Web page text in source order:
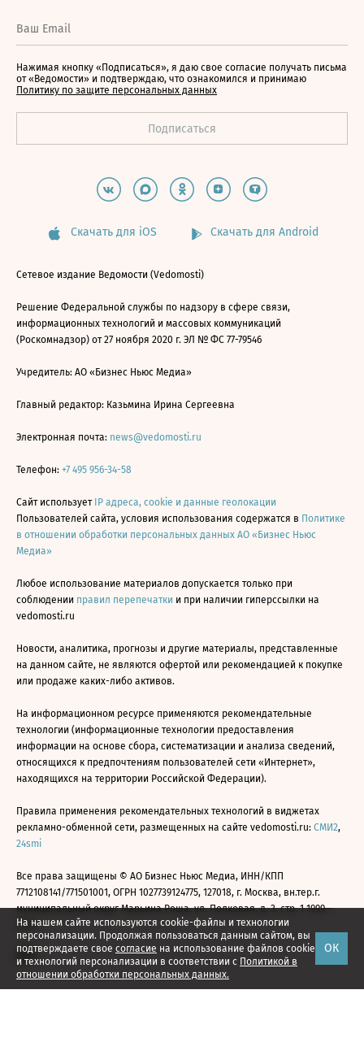
На нашем сайте используются cookie-файлы и технологии
персонализации. Продолжая пользоваться данным сайтом, вы
подтверждаете свое согласие на использование файлов cookie
и технологий персонализации в соответствии с Политикой в
отношении обработки персональных данных.
ОК
Нажимая кнопку «Подписаться», я даю свое согласие получать письма
от «Ведомости» и подтверждаю, что ознакомился и принимаю
Политику по защите персональных данных
Скачать для iOS Скачать для Android
Сетевое издание Ведомости (Vedomosti)
Решение Федеральной службы по надзору в сфере связи,
информационных технологий и массовых коммуникаций
(Роскомнадзор) от 27 ноября 2020 г. ЭЛ № ФС 77-79546
Учредитель: АО «Бизнес Ньюс Медиа»
Главный редактор: Казьмина Ирина Сергеевна
Электронная почта: news@vedomosti.ru
Телефон: +7 495 956-34-58
Сайт использует IP адреса, cookie и данные геолокации
Пользователей сайта, условия использования содержатся в Политике
в отношении обработки персональных данных АО «Бизнес Ньюс
Медиа»
Любое использование материалов допускается только при
соблюдении правил перепечатки и при наличии гиперссылки на
vedomosti.ru
Новости, аналитика, прогнозы и другие материалы, представленные
на данном сайте, не являются офертой или рекомендацией к покупке
или продаже каких-либо активов.
На информационном ресурсе применяются рекомендательные
технологии (информационные технологии предоставления
информации на основе сбора, систематизации и анализа сведений,
относящихся к предпочтениям пользователей сети «Интернет»,
находящихся на территории Российской Федерации).
Правила применения рекомендательных технологий в виджетах
рекламно-обменной сети, размещенных на сайте vedomosti.ru: СМИ2,
24smi
Все права защищены © АО Бизнес Ньюс Медиа, ИНН/КПП
7712108141/771501001, ОГРН 1027739124775, 127018, г. Москва, вн.тер.г.
муниципальный округ Марьина Роща, ул. Полковая, д. 3, стр. 1 1999—
2026